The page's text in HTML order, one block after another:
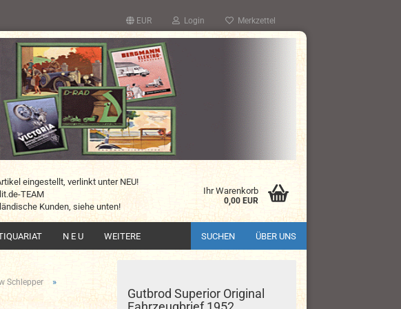
EUR Login Merkzettel
eingestellt, verlinkt unter NEU!
TEAM
Kunden, siehe unten!
Ihr Warenkorb
0,00 EUR
N E U SUCHEN ÜBER UNS
WEITERE
Schlepper »
Gutbrod Superior Original